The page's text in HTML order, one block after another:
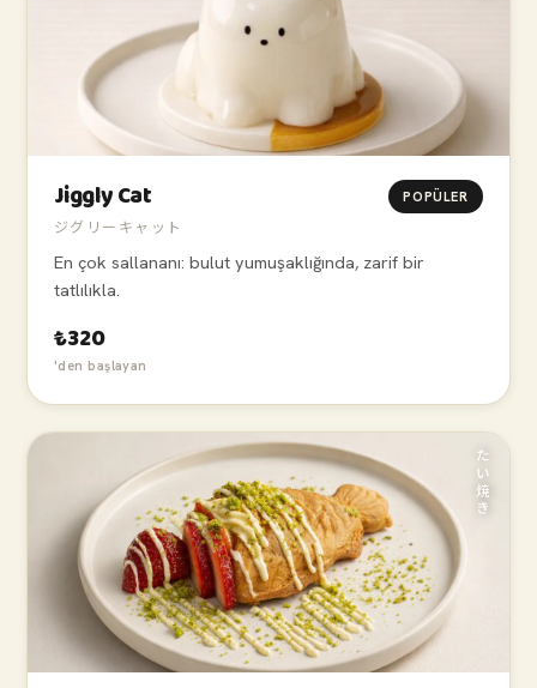
Jiggly Cat POPÜLER
ジグリーキャット
En çok sallananı: bulut yumuşaklığında, zarif bir
tatlılıkla.
₺320
'den başlayan
たい焼き